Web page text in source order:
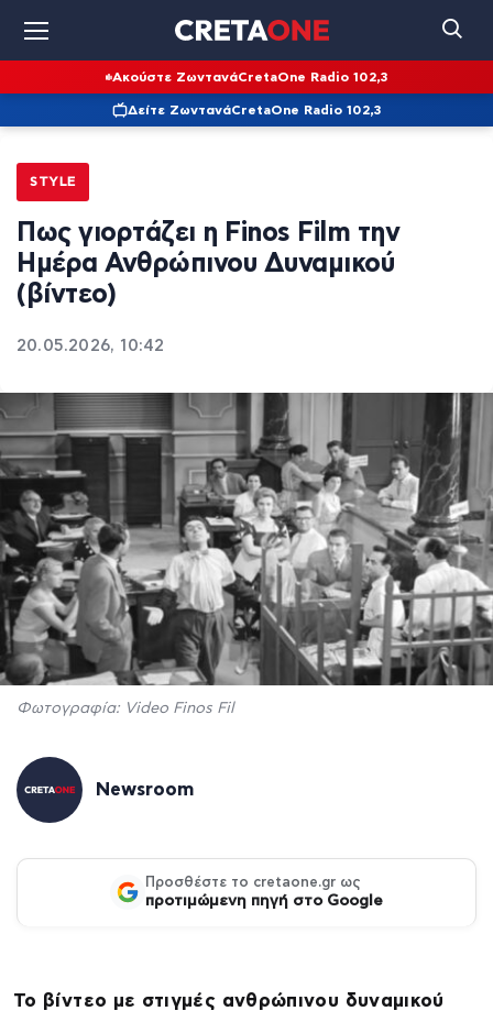
Ακούστε ΖωντανάCretaOne Radio 102,3
Δείτε ΖωντανάCretaOne Radio 102,3
STYLE
Πως γιορτάζει η Finos Film την
Ημέρα Ανθρώπινου Δυναμικού
(βίντεο)
20.05.2026, 10:42
Φωτογραφία: Video Finos Fil
Newsroom
Προσθέστε το cretaone.gr ως
προτιμώμενη πηγή στο Google
Το βίντεο με στιγμές ανθρώπινου δυναμικού